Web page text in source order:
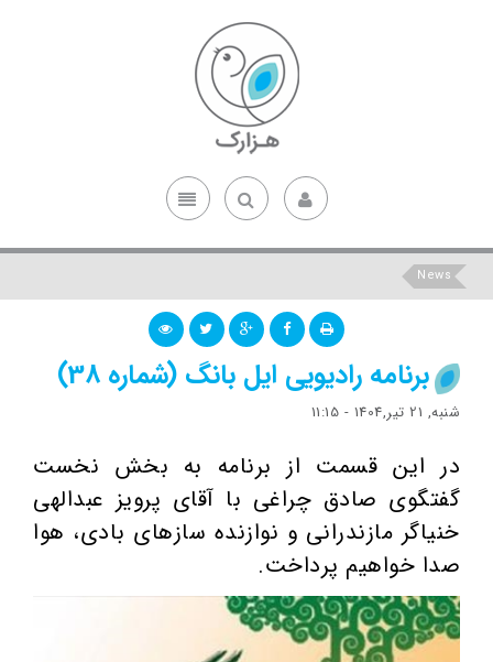
News
برنامه رادیویی ایل بانگ (شماره 38)
شنبه, 21 تیر,1404 - 11:15
در این قسمت از برنامه به بخش نخست
گفتگوی صادق چراغی با آقای پرویز عبدالهی
خنیاگر مازندرانی و نوازنده سازهای بادی، هوا
صدا خواهیم پرداخت.